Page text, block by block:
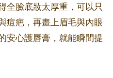
全臉底妝太厚重，可以只
痘疤，再畫上眉毛與內眼
安心護唇膏，就能瞬間提